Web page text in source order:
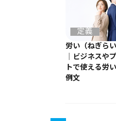
定義
労い（ねぎら
｜ビジネスや
トで使える労
例文